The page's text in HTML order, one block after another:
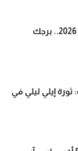
توقعات برج الحوت لشهر يوليو 2026.. برجك
إيلي ليلي في